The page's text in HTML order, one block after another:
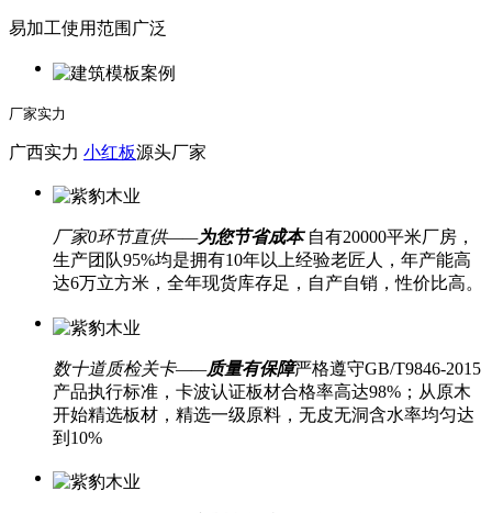
易加工使用范围广泛
厂家实力
广西实力 小红板源头厂家
厂家0环节直供——为您节省成本 自有20000平米厂房，
生产团队95%均是拥有10年以上经验老匠人，年产能高
达6万立方米，全年现货库存足，自产自销，性价比高。
数十道质检关卡——质量有保障严格遵守GB/T9846-2015
产品执行标准，卡波认证板材合格率高达98%；从原木
开始精选板材，精选一级原料，无皮无洞含水率均匀达
到10%